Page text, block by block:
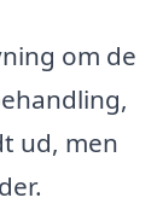
om de
ud, men